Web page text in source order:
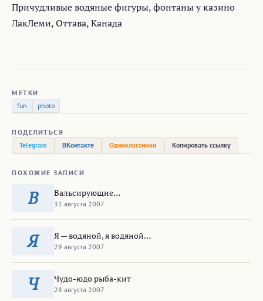
Причудливые водяные фигуры, фонтаны у казино
ЛакЛеми, Оттава, Канада
МЕТКИ
fun
photo
ПОДЕЛИТЬСЯ
Telegram
ВКонтакте Одноклассники Копировать ссылку
ПОХОЖИЕ ЗАПИСИ
В Вальсирующие…
31 августа 2007
Я Я — водяной, я водяной…
29 августа 2007
Ч Чудо-юдо рыба-кит
28 августа 2007